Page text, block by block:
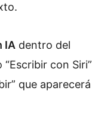
IA dentro del
con Siri”
que aparecerá